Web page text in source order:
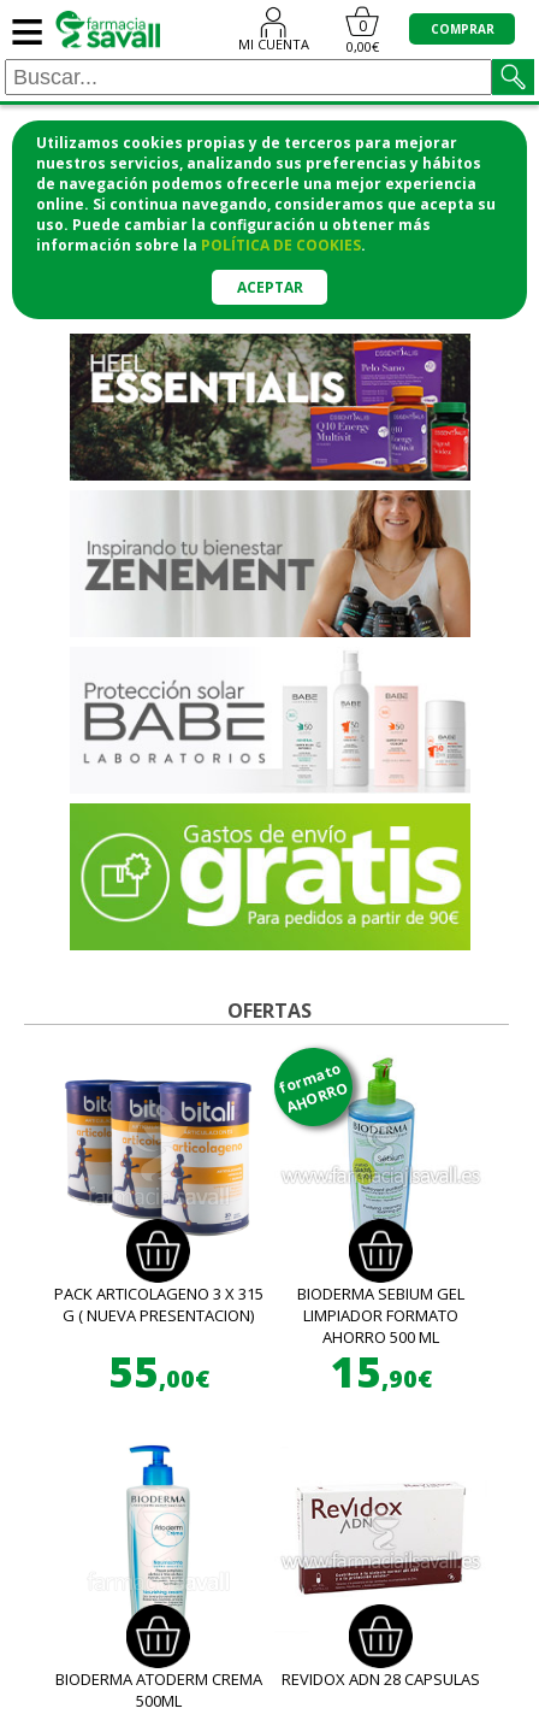
Utilizamos cookies propias y de terceros para mejorar
nuestros servicios, analizando sus preferencias y hábitos
de navegación podemos ofrecerle una mejor experiencia
online. Si continua navegando, consideramos que acepta su
uso. Puede cambiar la configuración u obtener más
información sobre la POLÍTICA DE COOKIES.
ACEPTAR
≡ MI CUENTA
0
0,00€
COMPRAR
¡COMPRA CÓMODAMENTE
DESDE CASA Y RECOGE EN LA
FARMACIA!o si lo prefieres te lo mandamos
a casa
OFERTAS
PACK ARTICOLAGENO 3 X 315
G ( NUEVA PRESENTACION)
55,00€
formato
AHORRO
BIODERMA SEBIUM GEL
LIMPIADOR FORMATO
AHORRO 500 ML
15,90€
BIODERMA ATODERM CREMA
500ML
REVIDOX ADN 28 CAPSULAS